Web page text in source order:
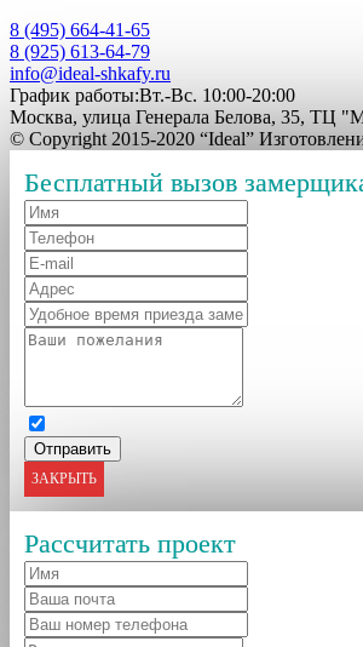
8 (495) 664-41-65
8 (925) 613-64-79
info@ideal-shkafy.ru
График работы:Вт.-Вс. 10:00-20:00
Москва, улица Генерала Белова, 35, ТЦ
© Copyright 2015-2020 “Ideal”
Бесплатный вызов
ЗАКРЫТЬ
Рассчитать проект